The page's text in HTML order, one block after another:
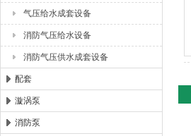
气压给水成套设备
消防气压给水设备
消防气压供水成套设备
配套
漩涡泵
消防泵